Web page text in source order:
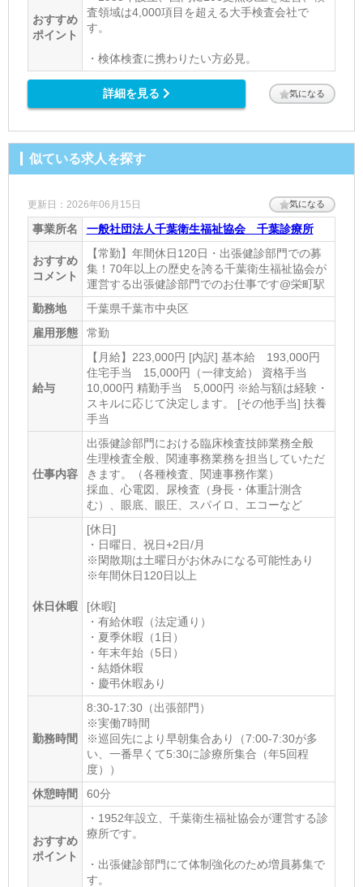
おすすめ
ポイント
査領域は4,000項目を超える大手検査会社で
す。
・検体検査に携わりたい方必見。
詳細を見る 気になる
似ている求人を探す
更新日：2026年06月15日 気になる
事業所名 一般社団法人千葉衛生福祉協会 千葉診療所
おすすめ
コメント
【常勤】年間休日120日・出張健診部門での募
集！70年以上の歴史を誇る千葉衛生福祉協会が
運営する出張健診部門でのお仕事です@栄町駅
勤務地
千葉県千葉市中央区
雇用形態
常勤
給与
【月給】223,000円 [内訳] 基本給 193,000円
住宅手当 15,000円（一律支給） 資格手当
10,000円 精勤手当 5,000円 ※給与額は経験・
スキルに応じて決定します。 [その他手当] 扶養
手当
仕事内容
出張健診部門における臨床検査技師業務全般
生理検査全般、関連事務業務を担当していただ
きます。（各種検査、関連事務作業）
採血、心電図、尿検査（身長・体重計測含
む）、眼底、眼圧、スパイロ、エコーなど
休日休暇
[休日]
・日曜日、祝日+2日/月
※閑散期は土曜日がお休みになる可能性あり
※年間休日120日以上
[休暇]
・有給休暇（法定通り）
・夏季休暇（1日）
・年末年始（5日）
・結婚休暇
・慶弔休暇あり
勤務時間
8:30-17:30（出張部門）
※実働7時間
※巡回先により早朝集合あり（7:00-7:30が多
い、一番早くて5:30に診療所集合（年5回程
度））
休憩時間
60分
おすすめ
ポイント
・1952年設立、千葉衛生福祉協会が運営する診
療所です。
・出張健診部門にて体制強化のため増員募集で
す。